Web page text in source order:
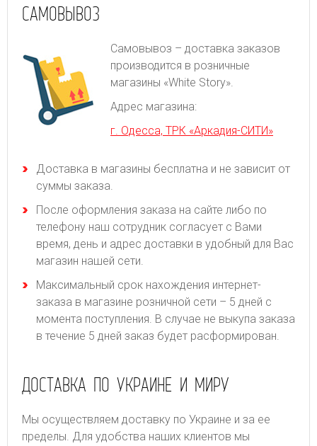
САМОВЫВОЗ
Самовывоз – доставка заказов
производится в розничные
магазины «White Story».
Адрес магазина:
г. Одесса, ТРК «Аркадия-СИТИ»
Доставка в магазины бесплатна и не зависит от
суммы заказа.
После оформления заказа на сайте либо по
телефону наш сотрудник согласует с Вами
время, день и адрес доставки в удобный для Вас
магазин нашей сети.
Максимальный срок нахождения интернет-
заказа в магазине розничной сети – 5 дней с
момента поступления. В случае не выкупа заказа
в течение 5 дней заказ будет расформирован.
ДОСТАВКА ПО УКРАИНЕ И МИРУ
Мы осуществляем доставку по Украине и за ее
пределы. Для удобства наших клиентов мы